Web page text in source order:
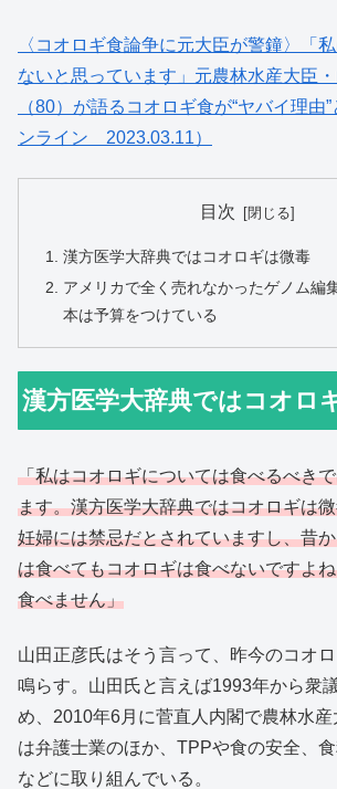
〈コオロギ食論争に元大臣が警鐘〉「
ないと思っています」元農林水産大臣
（80）が語るコオロギ食が“ヤバイ理
ンライン 2023.03.11）
目次
漢方医学大辞典ではコオロギは微毒
アメリカで全く売れなかったゲノム編
本は予算をつけている
漢方医学大辞典ではコオロ
「私はコオロギについては食べるべき
ます。漢方医学大辞典ではコオロギは
妊婦には禁忌だとされていますし、昔
は食べてもコオロギは食べないですよ
食べません」
山田正彦氏はそう言って、昨今のコオ
鳴らす。山田氏と言えば1993年から衆
め、2010年6月に菅直人内閣で農林水
は弁護士業のほか、TPPや食の安全、
などに取り組んでいる。